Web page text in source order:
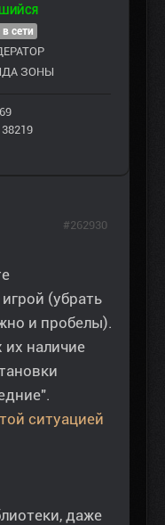
в сети
ЗОНЫ
(убрать
и пробелы).
наличие
ситуацией
даже
#262930